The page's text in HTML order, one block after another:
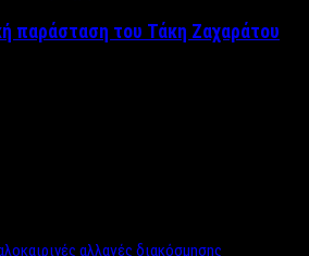
παράσταση του Τάκη Ζαχαράτου